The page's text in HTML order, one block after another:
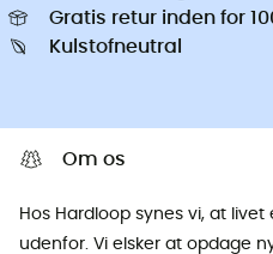
Gratis retur inden for
Kulstofneutral
Om os
Hos Hardloop synes vi, at
udenfor. Vi elsker at opdage